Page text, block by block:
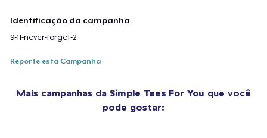
Identificação da campanha
9-11-never-forget-2
Reporte esta Campanha
Mais campanhas da Simple Tees For You que você
pode gostar: